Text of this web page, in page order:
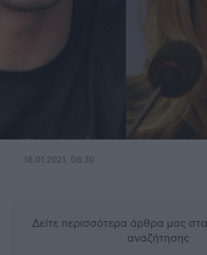
18.01.2021, 08:30
Δείτε περισσότερα άρθρα μας
αναζήτησης